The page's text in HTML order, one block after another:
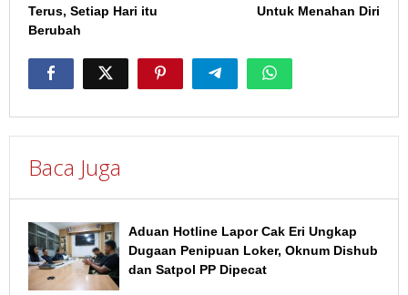
Terus, Setiap Hari itu
Berubah
Untuk Menahan Diri
Baca Juga
Aduan Hotline Lapor Cak Eri Ungkap
Dugaan Penipuan Loker, Oknum Dishub
dan Satpol PP Dipecat